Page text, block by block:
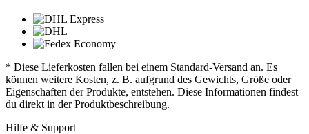
* Diese Lieferkosten fallen bei einem Standard-Versand an. Es
können weitere Kosten, z. B. aufgrund des Gewichts, Größe oder
Eigenschaften der Produkte, entstehen. Diese Informationen findest
du direkt in der Produktbeschreibung.
Hilfe & Support